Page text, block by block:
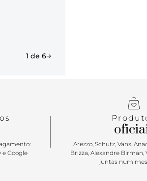
1 de 6
e Google
Arezzo, Schutz, Vans,
Brizza, Alexandre Birman,
juntas num